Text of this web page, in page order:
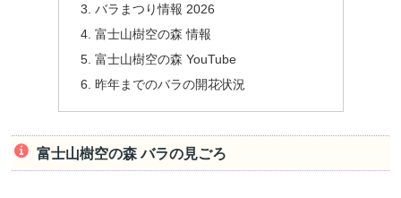
バラまつり情報 2026
富士山樹空の森 情報
富士山樹空の森 YouTube
昨年までのバラの開花状況
富士山樹空の森 バラの見ごろ